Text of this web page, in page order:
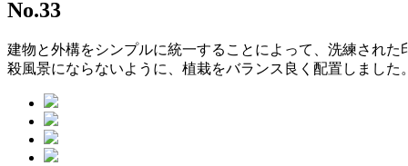
No.33
建物と外構をシンプルに統一することによって、洗練された
殺風景にならないように、植栽をバランス良く配置しました。